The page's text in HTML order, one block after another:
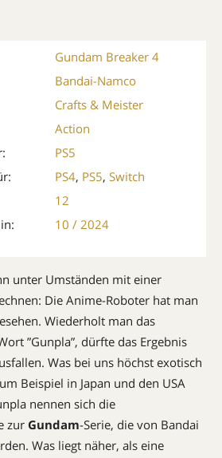
Gundam Breaker 4
Bandai-Namco
Crafts & Meister
Action
PS5
PS4, PS5, Switch
12
10 / 2024
unter Umständen mit einer
Die Anime-Roboter hat man
Wiederholt man das
”Gunpla”, dürfte das Ergebnis
Was bei uns höchst exotisch
Beispiel in Japan und den USA
nennen sich die
zur Gundam-Serie, die von Bandai
Was liegt näher, als eine